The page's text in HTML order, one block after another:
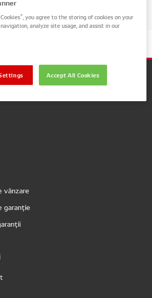
vânzare
garanție
you agree to the storing of cookies on your
analyze site usage, and assist in our
Accept All Cookies